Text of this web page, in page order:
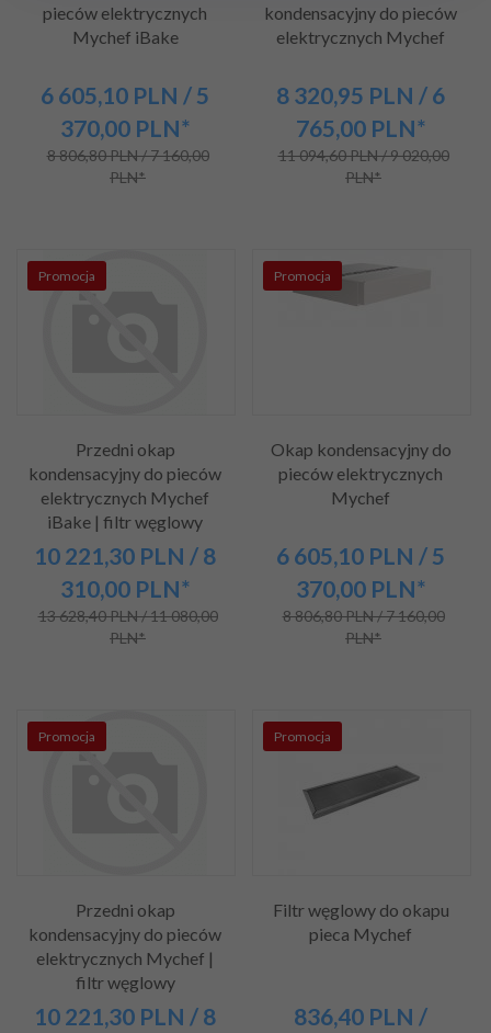
pieców elektrycznych
Mychef iBake
6 605,10 PLN / 5
370,00 PLN*
8 806,80 PLN / 7 160,00
PLN*
kondensacyjny do pieców
elektrycznych Mychef
8 320,95 PLN / 6
765,00 PLN*
11 094,60 PLN / 9 020,00
PLN*
Promocja
Przedni okap
kondensacyjny do pieców
elektrycznych Mychef
iBake | filtr węglowy
10 221,30 PLN / 8
310,00 PLN*
13 628,40 PLN / 11 080,00
PLN*
Promocja
Okap kondensacyjny do
pieców elektrycznych
Mychef
6 605,10 PLN / 5
370,00 PLN*
8 806,80 PLN / 7 160,00
PLN*
Promocja
Przedni okap
kondensacyjny do pieców
elektrycznych Mychef |
filtr węglowy
10 221,30 PLN / 8
Promocja
Filtr węglowy do okapu
pieca Mychef
836,40 PLN /